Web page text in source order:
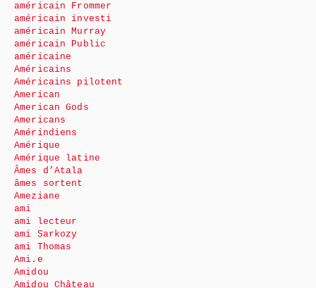
américain Frommer
américain investi
américain Murray
américain Public
américaine
Américains
Américains pilotent
American
American Gods
Americans
Amérindiens
Amérique
Amérique latine
Âmes d’Atala
âmes sortent
Ameziane
ami
ami lecteur
ami Sarkozy
ami Thomas
Ami.e
Amidou
Amidou Château